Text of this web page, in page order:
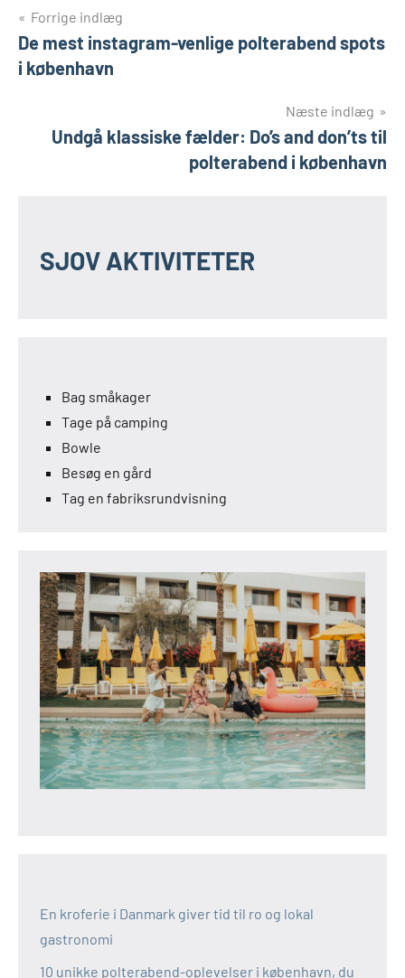
Indlægsnavigation
Forrige indlæg
De mest instagram-venlige polterabend spots
i københavn
Næste indlæg
Undgå klassiske fælder: Do’s and don’ts til
polterabend i københavn
SJOV AKTIVITETER
Bag småkager
Tage på camping
Bowle
Besøg en gård
Tag en fabriksrundvisning
En kroferie i Danmark giver tid til ro og lokal
gastronomi
10 unikke polterabend-oplevelser i københavn, du